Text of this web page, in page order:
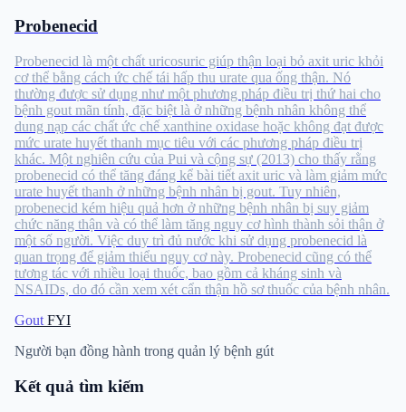
Probenecid
Probenecid là một chất uricosuric giúp thận loại bỏ axit uric khỏi
cơ thể bằng cách ức chế tái hấp thu urate qua ống thận. Nó
thường được sử dụng như một phương pháp điều trị thứ hai cho
bệnh gout mãn tính, đặc biệt là ở những bệnh nhân không thể
dung nạp các chất ức chế xanthine oxidase hoặc không đạt được
mức urate huyết thanh mục tiêu với các phương pháp điều trị
khác. Một nghiên cứu của Pui và cộng sự (2013) cho thấy rằng
probenecid có thể tăng đáng kể bài tiết axit uric và làm giảm mức
urate huyết thanh ở những bệnh nhân bị gout. Tuy nhiên,
probenecid kém hiệu quả hơn ở những bệnh nhân bị suy giảm
chức năng thận và có thể làm tăng nguy cơ hình thành sỏi thận ở
một số người. Việc duy trì đủ nước khi sử dụng probenecid là
quan trọng để giảm thiểu nguy cơ này. Probenecid cũng có thể
tương tác với nhiều loại thuốc, bao gồm cả kháng sinh và
NSAIDs, do đó cần xem xét cẩn thận hồ sơ thuốc của bệnh nhân.
Gout FYI
Người bạn đồng hành trong quản lý bệnh gút
Kết quả tìm kiếm